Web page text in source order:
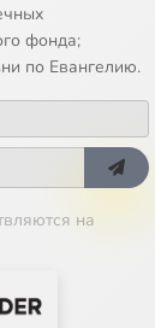
фонда;
по Евангелию.
на